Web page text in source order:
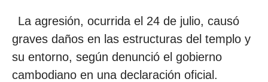
La agresión, ocurrida el 24 de julio, causó
graves daños en las estructuras del templo y
su entorno, según denunció el gobierno
cambodiano en una declaración oficial.